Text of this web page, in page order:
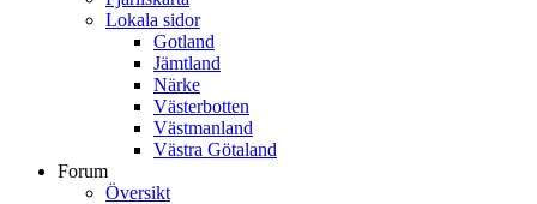
Lokala sidor
Gotland
Jämtland
Närke
Västerbotten
Västmanland
Västra Götaland
Forum
Översikt